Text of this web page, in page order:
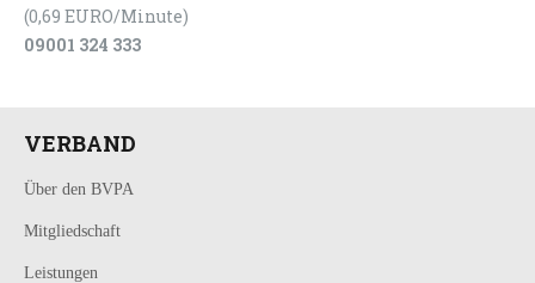
(0,69 EURO/Minute)
09001 324 333
VERBAND
Über den BVPA
Mitgliedschaft
Leistungen